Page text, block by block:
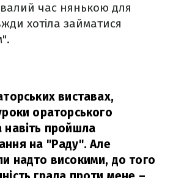
час нянькою для
хотіла займатися
виставах,
ораторського
навіть пройшла
на "Раду". Але
надто високими, до того